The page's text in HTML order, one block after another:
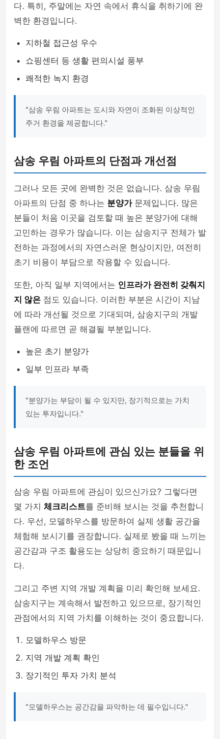
다. 특히, 주말에는 자연 속에서 휴식을 취하기에 완
벽한 환경입니다.
지하철 접근성 우수
쇼핑센터 등 생활 편의시설 풍부
쾌적한 녹지 환경
"삼송 우림 아파트는 도시와 자연이 조화된 이상적인
주거 환경을 제공합니다."
삼송 우림 아파트의 단점과 개선점
그러나 모든 곳에 완벽한 것은 없습니다. 삼송 우림
아파트의 단점 중 하나는 분양가문제입니다. 많은
분들이 처음 이곳을 검토할 때 높은 분양가에 대해
고민하는 경우가 많습니다. 이는 삼송지구 전체가 발
전하는 과정에서의 자연스러운 현상이지만, 여전히
초기 비용이 부담으로 작용할 수 있습니다.
또한, 아직 일부 지역에서는 인프라가 완전히 갖춰지
지 않은 점도 있습니다. 이러한 부분은 시간이 지남
에 따라 개선될 것으로 기대되며, 삼송지구의 개발
플랜에 따르면 곧 해결될 부분입니다.
높은 초기 분양가
일부 인프라 부족
"분양가는 부담이 될 수 있지만, 장기적으로는 가치
있는 투자입니다."
삼송 우림 아파트에 관심 있는 분들을 위
한 조언
삼송 우림 아파트에 관심이 있으신가요? 그렇다면
몇 가지 체크리스트를 준비해 보시는 것을 추천합니
다. 우선, 모델하우스를 방문하여 실제 생활 공간을
체험해 보시기를 권장합니다. 실제로 봤을 때 느끼는
공간감과 구조 활용도는 상당히 중요하기 때문입니
다.
그리고 주변 지역 개발 계획을 미리 확인해 보세요.
삼송지구는 계속해서 발전하고 있으므로, 장기적인
관점에서의 지역 가치를 이해하는 것이 중요합니다.
모델하우스 방문
지역 개발 계획 확인
장기적인 투자 가치 분석
"모델하우스는 공간감을 파악하는 데 필수입니다."